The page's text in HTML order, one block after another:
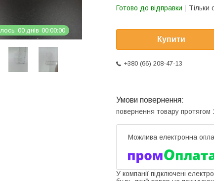
00 днів 00 00 00
Готово до відправки Тільки
Купити
+380 (66) 208-47-13
повернення товару протягом
У компанії підключені